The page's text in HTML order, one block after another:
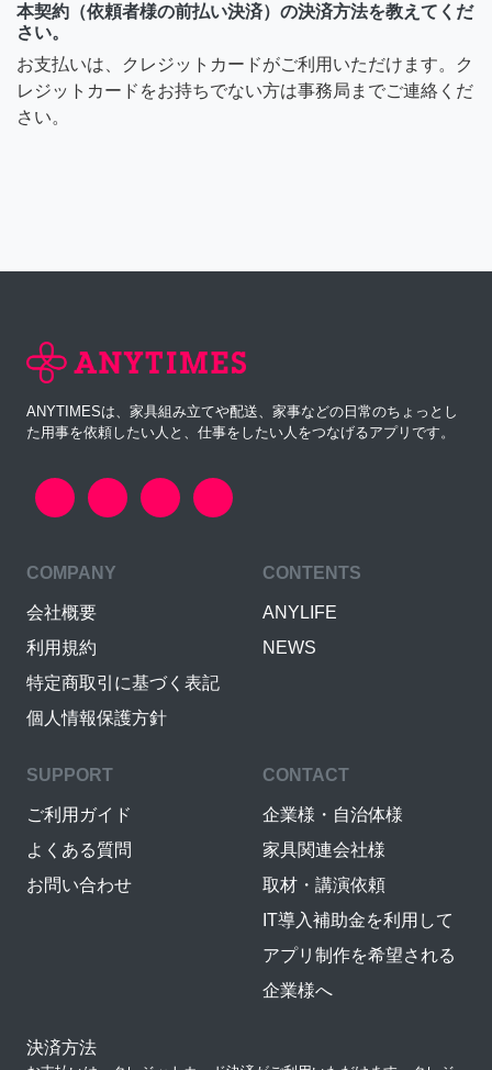
本契約（依頼者様の前払い決済）の決済方法を教えてくだ
さい。
お支払いは、クレジットカードがご利用いただけます。ク
レジットカードをお持ちでない方は事務局までご連絡くだ
さい。
ANYTIMESは、家具組み立てや配送、家事などの日常のちょっとし
た用事を依頼したい人と、仕事をしたい人をつなげるアプリです。
COMPANY
会社概要
利用規約
特定商取引に基づく表記
個人情報保護方針
CONTENTS
ANYLIFE
NEWS
SUPPORT
ご利用ガイド
よくある質問
お問い合わせ
CONTACT
企業様・自治体様
家具関連会社様
取材・講演依頼
IT導入補助金を利用して
アプリ制作を希望される
企業様へ
決済方法